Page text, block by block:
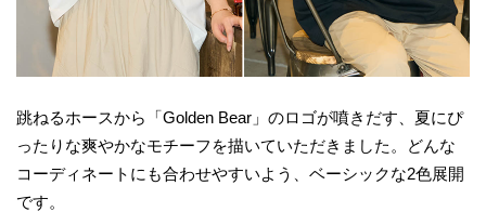
跳ねるホースから「Golden Bear」のロゴが噴きだす、夏にぴ
ったりな爽やかなモチーフを描いていただきました。どんな
コーディネートにも合わせやすいよう、ベーシックな2色展開
です。